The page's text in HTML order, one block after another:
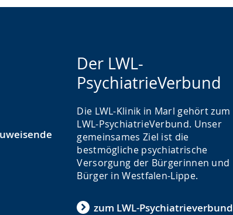
Der LWL-
PsychiatrieVerbund
Die LWL-Klinik in Marl gehört zum
LWL-PsychiatrieVerbund. Unser
gemeinsames Ziel ist die
bestmögliche psychiatrische
Versorgung der Bürgerinnen und
Bürger in Westfalen-Lippe.
zum LWL-Psychiatrieverbund